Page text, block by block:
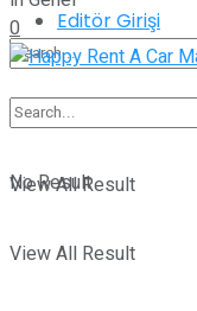
No Result
View All Result
Editör Girişi
No Result
View All Result
0